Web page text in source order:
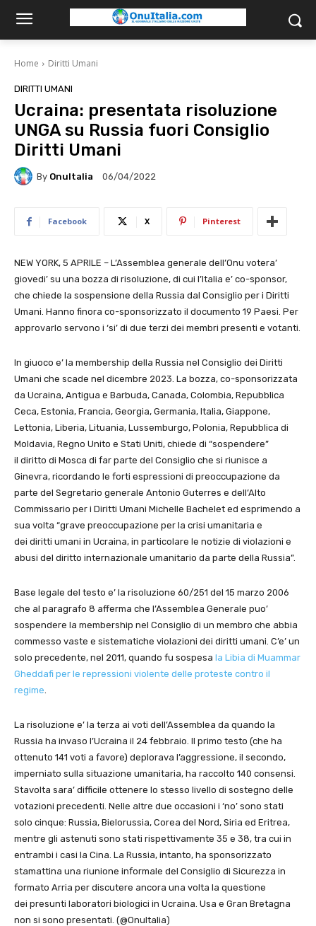
Home Diritti Umani
DIRITTI UMANI
Ucraina: presentata risoluzione
UNGA su Russia fuori Consiglio
Diritti Umani
By OnuItalia 06/04/2022
Facebook X Pinterest
NEW YORK, 5 APRILE – L’Assemblea generale dell’Onu votera’
giovedi’ su una bozza di risoluzione, di cui l’Italia e’ co-sponsor,
che chiede la sospensione della Russia dal Consiglio per i Diritti
Umani. Hanno finora co-sponsorizzato il documento 19 Paesi. Per
approvarlo servono i ‘si’ di due terzi dei membri presenti e votanti.
In giuoco e’ la membership della Russia nel Consiglio dei Diritti
Umani che scade nel dicembre 2023. La bozza, co-sponsorizzata
da Ucraina, Antigua e Barbuda, Canada, Colombia, Repubblica
Ceca, Estonia, Francia, Georgia, Germania, Italia, Giappone,
Lettonia, Liberia, Lituania, Lussemburgo, Polonia, Repubblica di
Moldavia, Regno Unito e Stati Uniti, chiede di “sospendere”
il diritto di Mosca di far parte del Consiglio che si riunisce a
Ginevra, ricordando le forti espressioni di preoccupazione da
parte del Segretario generale Antonio Guterres e dell’Alto
Commissario per i Diritti Umani Michelle Bachelet ed esprimendo a
sua volta “grave preoccupazione per la crisi umanitaria e
dei diritti umani in Ucraina, in particolare le notizie di violazioni e
abusi del diritto internazionale umanitario da parte della Russia”.
Base legale del testo e’ la risoluzione 60/251 del 15 marzo 2006
che al paragrafo 8 afferma che l’Assemblea Generale puo’
sospendere la membership nel Consiglio di un membro che abbia
commesso vaste e sistematiche violazioni dei diritti umani. C’e’ un
solo precedente, nel 2011, quando fu sospesa la Libia di Muammar
Gheddafi per le repressioni violente delle proteste contro il
regime.
La risoluzione e’ la terza ai voti dell’Assemblea da quando la
Russia ha invaso l’Ucraina il 24 febbraio. Il primo testo (che ha
ottenuto 141 voti a favore) deplorava l’aggressione, il secondo,
imperniato sulla situazione umanitaria, ha raccolto 140 consensi.
Stavolta sara’ difficile ottenere lo stesso livello di sostegno delle
votazioni precedenti. Nelle altre due occasioni i ‘no’ sono stati
solo cinque: Russia, Bielorussia, Corea del Nord, Siria ed Eritrea,
mentre gli astenuti sono stati rispettivamente 35 e 38, tra cui in
entrambi i casi la Cina. La Russia, intanto, ha sponsorizzato
stamattina una riunione informale del Consiglio di Sicurezza in
formato Arria per discutere ancora una volta la questione
dei presunti laboratori biologici in Ucraina. Usa e Gran Bretagna
non si sono presentati. (@OnuItalia)